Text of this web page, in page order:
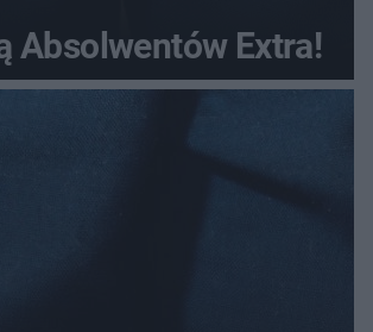
Absolwentów Extra!